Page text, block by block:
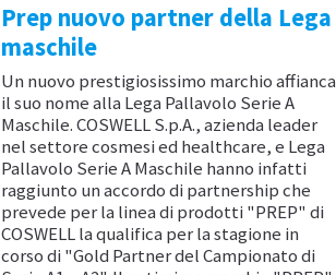
Prep nuovo partner della Lega
maschile
Un nuovo prestigiosissimo marchio affianca
il suo nome alla Lega Pallavolo Serie A
Maschile. COSWELL S.p.A., azienda leader
nel settore cosmesi ed healthcare, e Lega
Pallavolo Serie A Maschile hanno infatti
raggiunto un accordo di partnership che
prevede per la linea di prodotti "PREP" di
COSWELL la qualifica per la stagione in
corso di "Gold Partner del Campionato di